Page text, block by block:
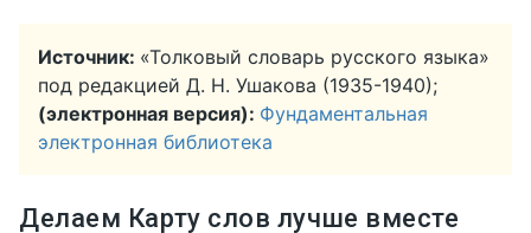
Источник: «Толковый словарь русского языка»
под редакцией Д. Н. Ушакова (1935-1940);
(электронная версия): Фундаментальная
электронная библиотека
Делаем Карту слов лучше вместе